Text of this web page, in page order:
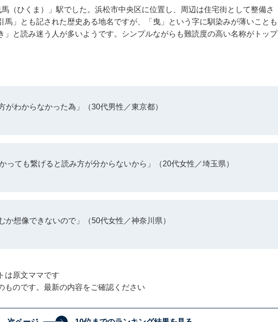
（ひくま）」駅でした。浜松市中央区に位置し、周辺は住宅街として整備さ
馬」とも記された歴史ある地名ですが、「曳」という字に馴染みが薄いことも
」と読み迷う人が多いようです。シンプルながらも難読度の高い名称がトップ
がわからなかった為」（30代男性／東京都）
っても繋げると読み方が分からないから」（20代女性／埼玉県）
か想像できないので」（50代女性／神奈川県）
は原文ママです
のです。最新の内容をご確認ください